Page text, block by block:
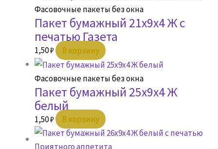
Фасовочные пакеты без окна
Пакет бумажный 21х9х4 Ж с
печатью Газета
1,50₽ В корзину
Фасовочные пакеты без окна
Пакет бумажный 25х9х4 Ж
белый
1,50₽ В корзину